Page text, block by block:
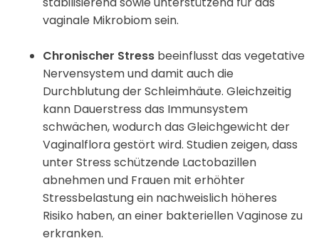
vaginale Mikrobiom sein.
Chronischer Stress beeinflusst das vegetative
Nervensystem und damit auch die
Durchblutung der Schleimhäute. Gleichzeitig
kann Dauerstress das Immunsystem
schwächen, wodurch das Gleichgewicht der
Vaginalflora gestört wird. Studien zeigen, dass
unter Stress schützende Lactobazillen
abnehmen und Frauen mit erhöhter
Stressbelastung ein nachweislich höheres
Risiko haben, an einer bakteriellen Vaginose zu
erkranken.